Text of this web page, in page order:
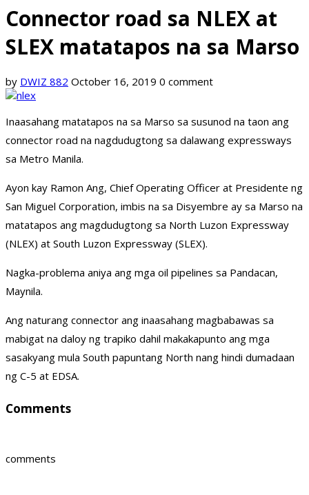
Connector road sa NLEX at
SLEX matatapos na sa Marso
by DWIZ 882 October 16, 2019 0 comment
Inaasahang matatapos na sa Marso sa susunod na taon ang
connector road na nagdudugtong sa dalawang expressways
sa Metro Manila.
Ayon kay Ramon Ang, Chief Operating Officer at Presidente ng
San Miguel Corporation, imbis na sa Disyembre ay sa Marso na
matatapos ang magdudugtong sa North Luzon Expressway
(NLEX) at South Luzon Expressway (SLEX).
Nagka-problema aniya ang mga oil pipelines sa Pandacan,
Maynila.
Ang naturang connector ang inaasahang magbabawas sa
mabigat na daloy ng trapiko dahil makakapunto ang mga
sasakyang mula South papuntang North nang hindi dumadaan
ng C-5 at EDSA.
Comments
comments